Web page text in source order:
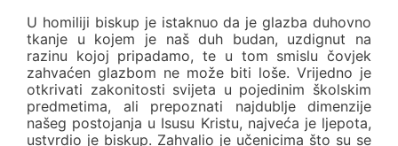
U homiliji biskup je istaknuo da je glazba duhovno
tkanje u kojem je naš duh budan, uzdignut na
razinu kojoj pripadamo, te u tom smislu čovjek
zahvaćen glazbom ne može biti loše. Vrijedno je
otkrivati zakonitosti svijeta u pojedinim školskim
predmetima, ali prepoznati najdublje dimenzije
našeg postojanja u Isusu Kristu, najveća je ljepota,
ustvrdio je biskup. Zahvalio je učenicima što su se